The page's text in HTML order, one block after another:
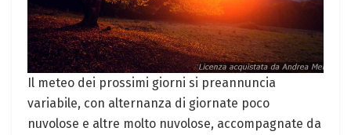
Il meteo dei prossimi giorni si preannuncia
variabile, con alternanza di giornate poco
nuvolose e altre molto nuvolose, accompagnate da